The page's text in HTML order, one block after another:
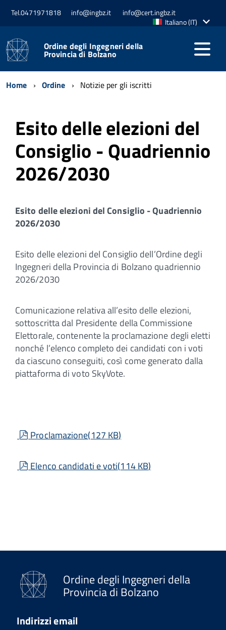
Tel.0471971818 info@ingbz.it
info@cert.ingbz.it
LinguaItaliano (IT)
Ordine degli Ingegneri della
Provincia di Bolzano
Home Ordine Notizie per gli iscritti
Esito delle elezioni del
Consiglio - Quadriennio
2026/2030
Esito delle elezioni del Consiglio - Quadriennio
2026/2030
Esito delle elezioni del Consiglio dell’Ordine degli
Ingegneri della Provincia di Bolzano quadriennio
2026/2030
Comunicazione relativa all’esito delle elezioni,
sottoscritta dal Presidente della Commissione
Elettorale, contenente la proclamazione degli eletti
nonché l’elenco completo dei candidati con i voti
da ciascuno conseguiti, così come generato dalla
piattaforma di voto SkyVote.
pdf
Proclamazione(127 KB)
pdf
Elenco candidati e voti(114 KB)
Ordine degli Ingegneri della
Provincia di Bolzano
Indirizzi email